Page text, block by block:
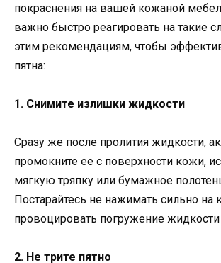
покраснения на вашей кожаной
важно быстро реагировать на такие
этим рекомендациям, чтобы
пятна:
1. Снимите излишки жидкости
Сразу же после пролития жидкости,
промокните ее с поверхности кожи,
мягкую тряпку или бумажное
Постарайтесь не нажимать сильно на
провоцировать погружение
2. Не трите пятно